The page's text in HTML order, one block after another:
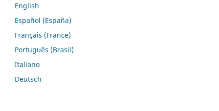
English
Español (España)
Français (France)
Português (Brasil)
Italiano
Deutsch